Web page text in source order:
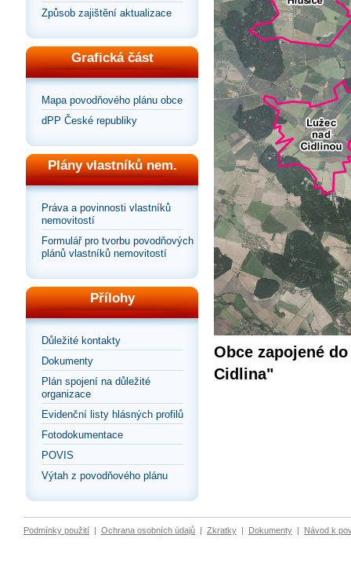
Způsob zajištění aktualizace
Grafická část
Mapa povodňového plánu obce
dPP České republiky
Plány vlastníků nem.
Práva a povinnosti vlastníků
nemovitostí
Formulář pro tvorbu povodňových
plánů vlastníků nemovitostí
Přílohy
Důležité kontakty
Dokumenty
Plán spojení na důležité
organizace
Evidenční listy hlásných profilů
Fotodokumentace
POVIS
Výtah z povodňového plánu
Obce zapojené
Cidlina"
Podmínky použití | Ochrana osobních údajů | Zkratky | Dokumenty | Návod k